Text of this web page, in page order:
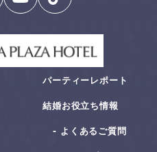
パーティーレポート
結婚お役⽴ち情報
よくあるご質問